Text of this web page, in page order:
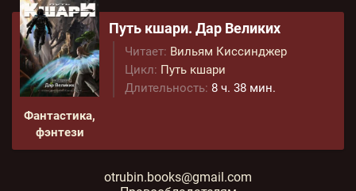
Фантастика,
фэнтези
Путь кшари. Дар Великих
Читает: Вильям Киссинджер
Цикл: Путь кшари
Длительность: 8 ч. 38 мин.
otrubin.books@gmail.com